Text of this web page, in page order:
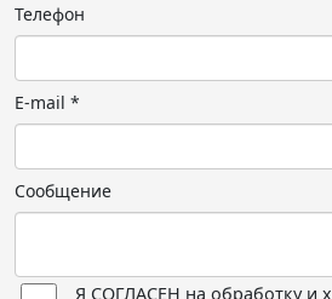
Телефон
E-mail *
Сообщение
Я СОГЛАСЕН на обработку и